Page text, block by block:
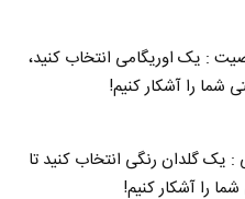
: یک اوریگامی انتخاب کنید،
شما را آشکار کنیم!
یک گلدان رنگی انتخاب کنید تا
را آشکار کنیم!